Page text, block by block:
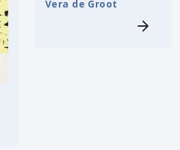
Vera de Groot